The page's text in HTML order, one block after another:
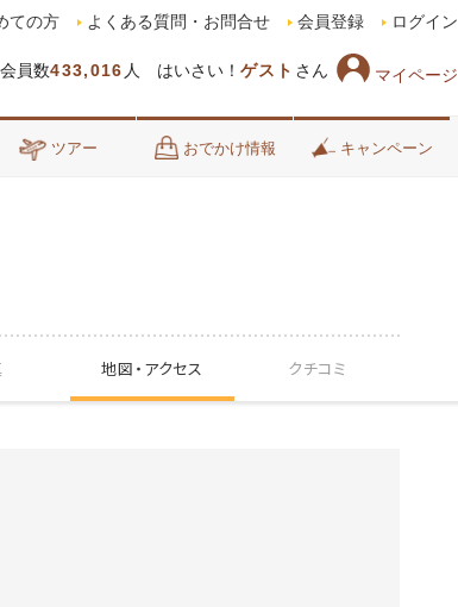
会員数433,016 人 はいさい！ ゲスト さん マイページ
ての方 よくある質問・お問合せ 会員登録 ログイン
ツアー おでかけ情報 キャンペーン
地図・ アクセス クチコミ